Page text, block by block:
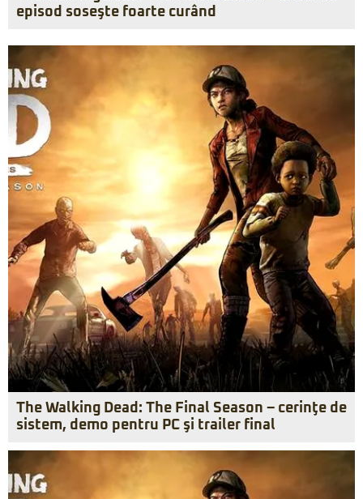
episod soseşte foarte curând
The Walking Dead: The Final Season – cerinţe de
sistem, demo pentru PC şi trailer final